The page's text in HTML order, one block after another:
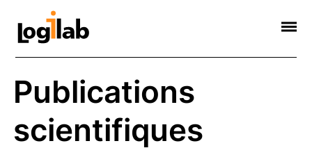
Publications
scientifiques